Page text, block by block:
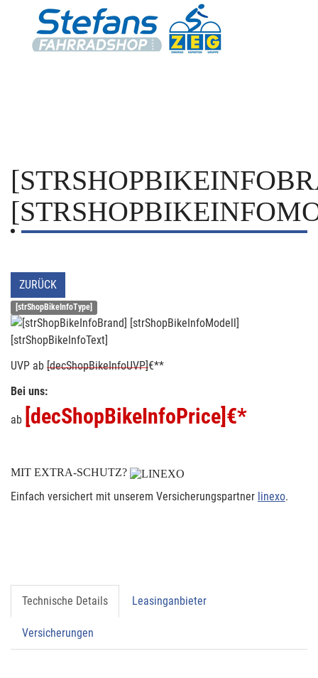
ZURÜCK
[strShopBikeInfoType]
[strShopBikeInfoText]
UVP ab [decShopBikeInfoUVP]€**
Bei uns:
ab [decShopBikeInfoPrice] €*
MIT EXTRA-SCHUTZ?
Einfach versichert mit unserem Versicherungspartner linexo.
Technische Details Leasinganbieter
Versicherungen